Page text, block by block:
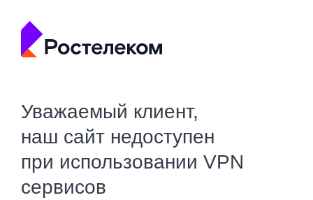
Уважаемый клиент,
наш сайт недоступен
при использовании VPN
сервисов